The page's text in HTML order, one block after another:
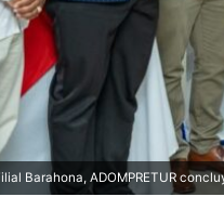
Barahona, ADOMPRETUR